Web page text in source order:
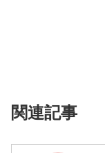
関連記事